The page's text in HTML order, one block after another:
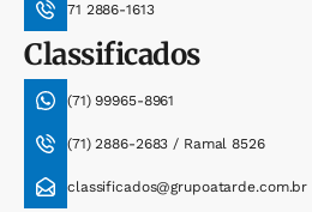
71 2886-1613
Classificados
(71) 99965-8961
(71) 2886-2683 / Ramal 8526
classificados@grupoatarde.com.br